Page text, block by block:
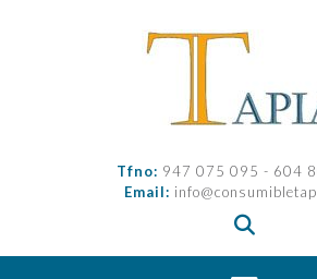
Tfno: 947 075 095 - 604
Email: